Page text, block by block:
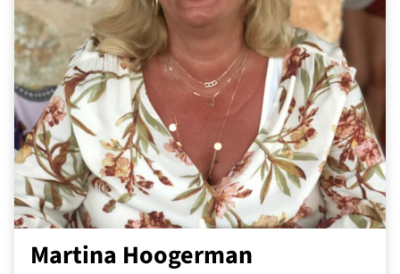
Martina Hoogerman